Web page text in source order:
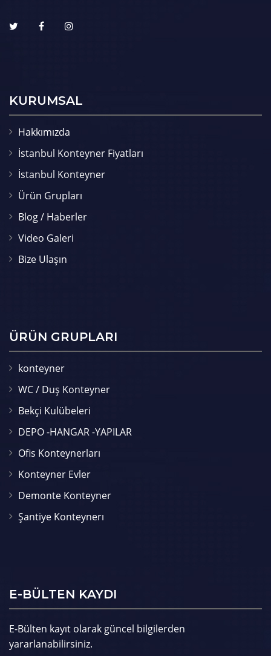
KURUMSAL
Hakkımızda
İstanbul Konteyner Fiyatları
İstanbul Konteyner
Ürün Grupları
Blog / Haberler
Video Galeri
Bize Ulaşın
ÜRÜN GRUPLARI
konteyner
WC / Duş Konteyner
Bekçi Kulübeleri
DEPO -HANGAR -YAPILAR
Ofis Konteynerları
Konteyner Evler
Demonte Konteyner
Şantiye Konteynerı
E-BÜLTEN KAYDI
E-Bülten kayıt olarak güncel bilgilerden
yararlanabilirsiniz.